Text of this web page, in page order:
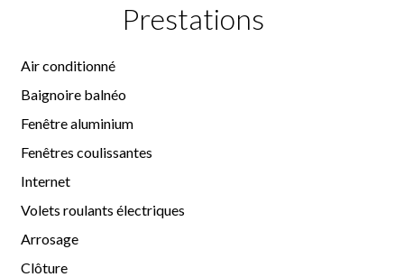
Prestations
Air conditionné
Baignoire balnéo
Fenêtre aluminium
Fenêtres coulissantes
Internet
Volets roulants électriques
Arrosage
Clôture